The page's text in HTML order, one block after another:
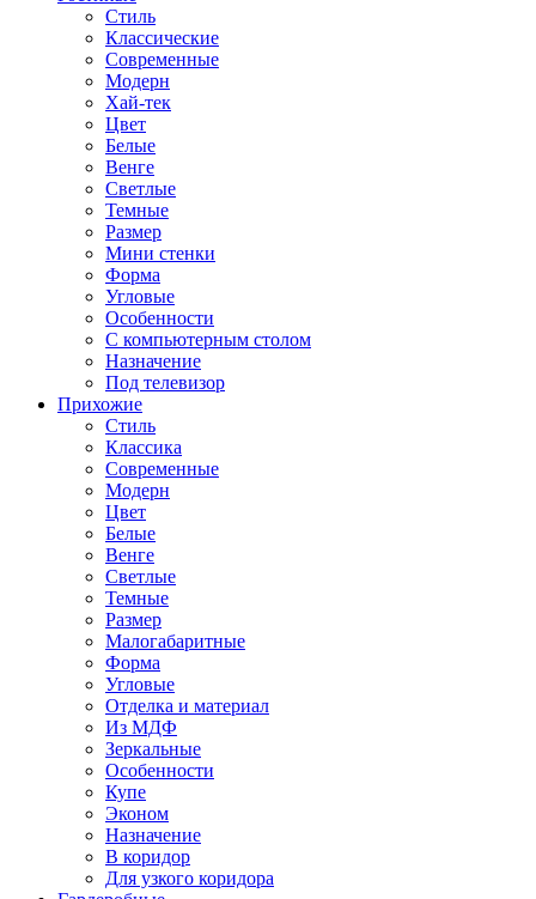
Стиль
Классические
Современные
Модерн
Хай-тек
Цвет
Белые
Венге
Светлые
Темные
Размер
Мини стенки
Форма
Угловые
Особенности
С компьютерным столом
Назначение
Под телевизор
Прихожие
Стиль
Классика
Современные
Модерн
Цвет
Белые
Венге
Светлые
Темные
Размер
Малогабаритные
Форма
Угловые
Отделка и материал
Из МДФ
Зеркальные
Особенности
Купе
Эконом
Назначение
В коридор
Для узкого коридора